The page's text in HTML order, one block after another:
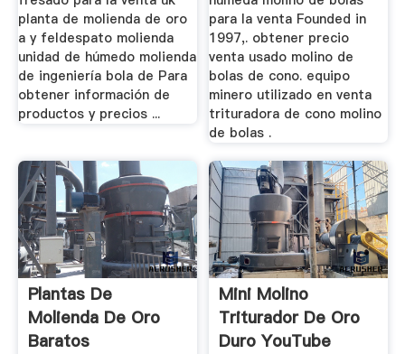
planta de molienda de oro
a y feldespato molienda
unidad de húmedo molienda
de ingeniería bola de Para
obtener información de
productos y precios ...
para la venta Founded in
1997,. obtener precio
venta usado molino de
bolas de cono. equipo
minero utilizado en venta
trituradora de cono molino
de bolas .
Plantas De
Molienda De Oro
Baratos
Mini Molino
Triturador De Oro
Duro YouTube